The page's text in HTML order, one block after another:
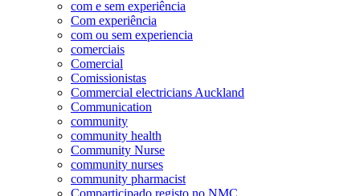
com e sem experiência
Com experiência
com ou sem experiencia
comerciais
Comercial
Comissionistas
Commercial electricians Auckland
Communication
community
community health
Community Nurse
community nurses
community pharmacist
Comparticipado registo no NMC